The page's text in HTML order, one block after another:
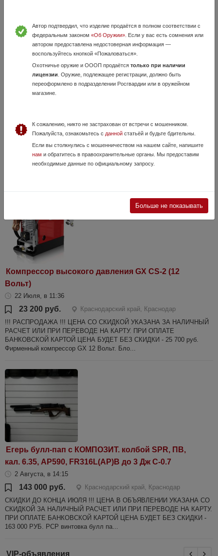
РСР Егерь карабин с КОМПОЗИТНОЙ колбой
137 000 руб.
Краснодарский край, Краснодар
СКИДКИ ДО КОНЦА ИЮЛЯ !!! ЦЕНА В ОБЪЯВЛЕНИИ УКАЗАНА СО
СКИДКОЙ ЗА НАЛИЧНЫЙ РАСЧЕТ ИЛИ ПРИ ПЕРЕВОДЕ НА КАРТУ.
ПРИ ОПЛАТЕ БАНКОВСКОЙ КАРТОЙ ЦЕНА БУДЕТ БЕЗ СКИДКИ -
Компрессор высокого давления GX CS-2 (12
Вольт)
22 Июля, в 11:36
23 200 руб.
Краснодарский край, Краснодар
!!! РАСПРОДАЖА !!! ЦЕНА СО СКИДКОЙ УКАЗАНА ЗА НАЛИЧНЫЙ
РАСЧЕТ ИЛИ ПРИ ПЕРЕВОДЕ НА КАРТУ. ПРИ ОПЛАТЕ
БАНКОВСКОЙ КАРТОЙ ЦЕНА БУДЕТ БЕЗ СКИДКИ - 25 700 руб.
Фирменный компрессор GX 12 Вольт. Бло...
Егерь булл-пап с КОМПОЗИТ. колбой SPR, ПВ,
кал. 6.35, AP590, FR316L(AP)B до 3 Дж С-0.7
2 Августа, в 14:15
143 000 руб.
Краснодарский край, Краснодар
СКИДКИ ДО КОНЦА ИЮЛЯ !!! ЦЕНА В ОБЪЯВЛЕНИИ УКАЗАНА СО
СКИДКОЙ ЗА НАЛИЧНЫЙ РАСЧЕТ ИЛИ ПРИ ПЕРЕВОДЕ НА КАРТУ.
ПРИ ОПЛАТЕ БАНКОВСКОЙ КАРТОЙ ЦЕНА БУДЕТ БЕЗ СКИДКИ -
163 000 РУБ. РСР винтовка булл па...
Автор подтвердил, что изделие продаётся в полном соответствии с
федеральным законом «Об Оружии». Если у вас есть сомнения или
автором предоставлена недостоверная информация —
воспользуйтесь кнопкой «Пожаловаться».
Охотничье оружие и ОООП продаётся только при наличии
лицензии . Оружие, подлежащее регистрации, должно быть
переоформлено в подразделении Росгвардии или в оружейном
магазине.
К сожалению, никто не застрахован от встречи с мошенником.
Пожалуйста, ознакомьтесь с даннойстатьёй и будьте бдительны.
Если вы столкнулись с мошенничеством на нашем сайте, напишите
нам и обратитесь в правоохранительные органы. Мы предоставим
необходимые данные по официальному запросу.
Больше не показывать
VIP-объявления